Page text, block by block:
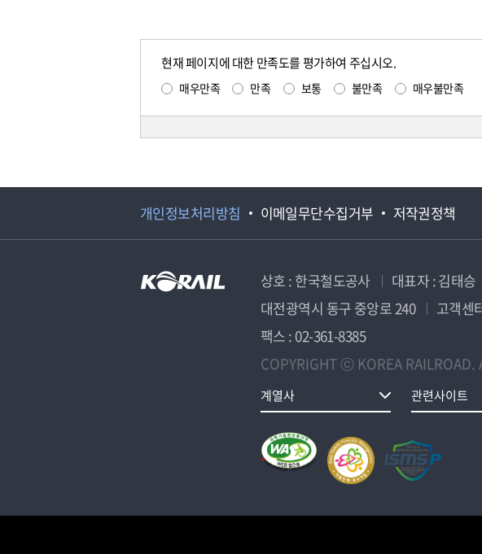
현재 페이지에 대한 만족도를 평가하여 주십시오.
매우만족 만족 보통 불만족 매우불만족
개인정보처리방침 이메일무단수집거부 저작권정책
상호 : 한국철도공사 대표자 : 김태승
대전광역시 동구 중앙로 240
고객센
팩스 : 02-361-8385
COPYRIGHT ⓒ KOREA RAILROAD.
계열사 관련사이트